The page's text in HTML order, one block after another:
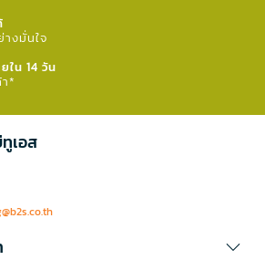
างมั่นใจ​
ใน 14 วัน
*
เอส